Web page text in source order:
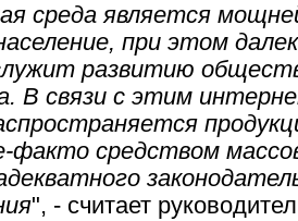
среда является
при этом
развитию
В связи с этим
факто средством
", - считает